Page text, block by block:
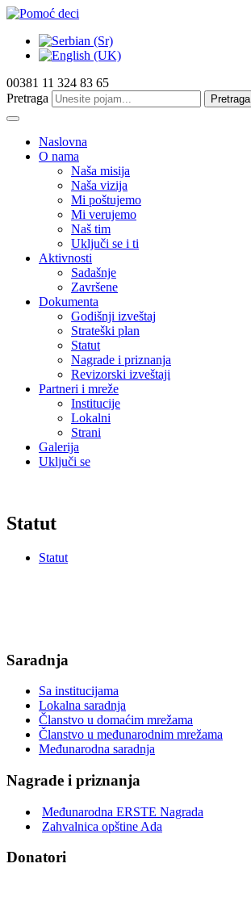
00381 11 324 83 65
Pretraga
Pretraga
Naslovna
O nama
Naša misija
Naša vizija
Mi poštujemo
Mi verujemo
Naš tim
Uključi se i ti
Aktivnosti
Sadašnje
Završene
Dokumenta
Godišnji izveštaj
Strateški plan
Statut
Nagrade i priznanja
Revizorski izveštaji
Partneri i mreže
Institucije
Lokalni
Strani
Galerija
Uključi se
Statut
Statut
Saradnja
Sa institucijama
Lokalna saradnja
Članstvo u domaćim mrežama
Članstvo u međunarodnim mrežama
Međunarodna saradnja
Nagrade i priznanja
Međunarodna ERSTE Nagrada
Zahvalnica opštine Ada
Donatori